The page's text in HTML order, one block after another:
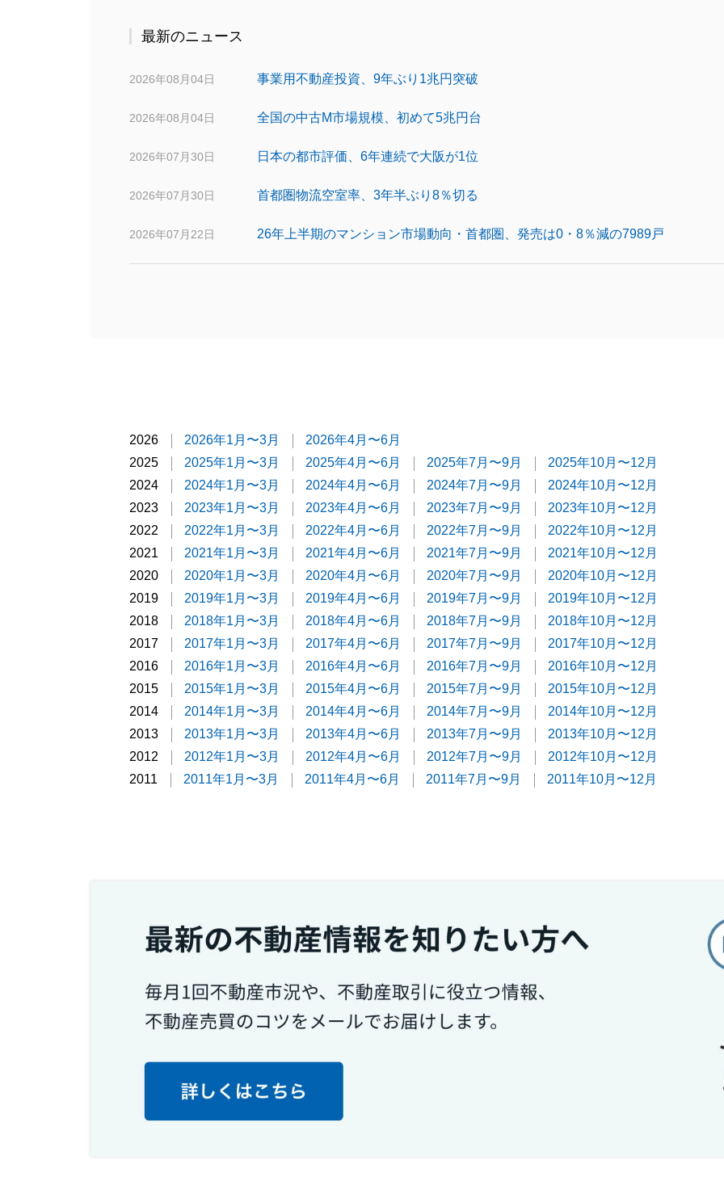
最新のニュース
2026年08月04日 事業用不動産投資、9年ぶり1兆円突破
2026年08月04日 全国の中古M市場規模、初めて5兆円台
2026年07月30日 日本の都市評価、6年連続で大阪が1位
2026年07月30日 首都圏物流空室率、3年半ぶり8％切る
2026年07月22日 26年上半期のマンション市場動向・首都圏、発売は0・8％減の7989戸
2026 2026年1月〜3月
2026年4月〜6月
2025
2025年1月〜3月 2025年4月〜6月 2025年7月〜9月
2025年10月〜12月
2024
2024年1月〜3月 2024年4月〜6月 2024年7月〜9月
2024年10月〜12月
2023
2023年1月〜3月 2023年4月〜6月 2023年7月〜9月
2023年10月〜12月
2022
2022年1月〜3月 2022年4月〜6月 2022年7月〜9月
2022年10月〜12月
2021
2021年1月〜3月 2021年4月〜6月 2021年7月〜9月
2021年10月〜12月
2020
2020年1月〜3月 2020年4月〜6月 2020年7月〜9月
2020年10月〜12月
2019
2019年1月〜3月 2019年4月〜6月 2019年7月〜9月
2019年10月〜12月
2018
2018年1月〜3月 2018年4月〜6月 2018年7月〜9月
2018年10月〜12月
2017
2017年1月〜3月 2017年4月〜6月 2017年7月〜9月
2017年10月〜12月
2016
2016年1月〜3月 2016年4月〜6月 2016年7月〜9月
2016年10月〜12月
2015
2015年1月〜3月 2015年4月〜6月 2015年7月〜9月
2015年10月〜12月
2014
2014年1月〜3月 2014年4月〜6月 2014年7月〜9月
2014年10月〜12月
2013
2013年1月〜3月 2013年4月〜6月 2013年7月〜9月
2013年10月〜12月
2012
2012年1月〜3月 2012年4月〜6月 2012年7月〜9月
2012年10月〜12月
2011
2011年1月〜3月 2011年4月〜6月 2011年7月〜9月 2011年10月〜12月